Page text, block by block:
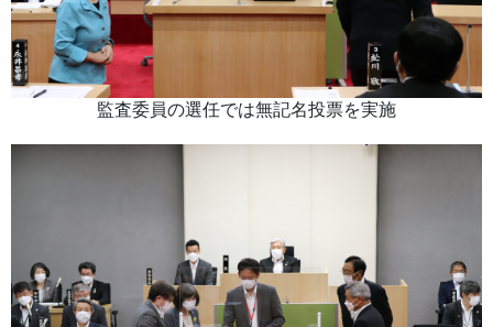
監査委員の選任では無記名投票を実施